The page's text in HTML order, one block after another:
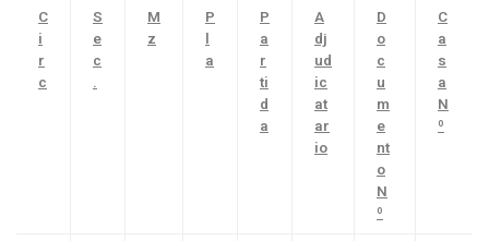
C
i
r
c
S
e
c
.
M
z
P
l
a
P
a
r
ti
d
a
A
dj
ud
ic
at
ar
io
D
o
c
u
m
e
nt
o
N
º
C
a
s
a
N
º